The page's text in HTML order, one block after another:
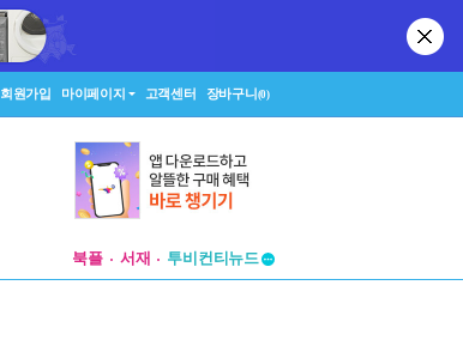
회원가입 마이페이지 고객센터 장바구니(0)
북플 서재
투비컨티뉴드